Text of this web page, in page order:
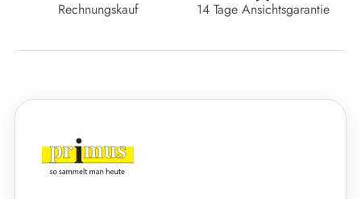
Rechnungskauf 14 Tage Ansichtsgarantie